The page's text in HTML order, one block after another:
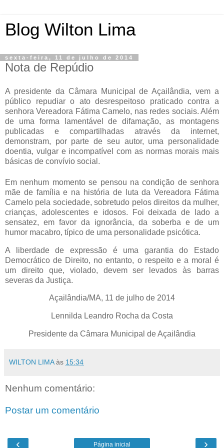
Blog Wilton Lima
sexta-feira, 11 de julho de 2014
Nota de Repúdio
A presidente da Câmara Municipal de Açailândia, vem a
público repudiar o ato desrespeitoso praticado contra a
senhora Vereadora Fátima Camelo, nas redes sociais. Além
de uma forma lamentável de difamação, as montagens
publicadas e compartilhadas através da internet,
demonstram, por parte de seu autor, uma personalidade
doentia, vulgar e incompatível com as normas morais mais
básicas de convívio social.
Em nenhum momento se pensou na condição de senhora
mãe de família e na história de luta da Vereadora Fátima
Camelo pela sociedade, sobretudo pelos direitos da mulher,
crianças, adolescentes e idosos. Foi deixada de lado a
sensatez, em favor da ignorância, da soberba e de um
humor macabro, típico de uma personalidade psicótica.
A liberdade de expressão é uma garantia do Estado
Democrático de Direito, no entanto, o respeito e a moral é
um direito que, violado, devem ser levados às barras
severas da Justiça.
Açailândia/MA, 11 de julho de 2014
Lennilda Leandro Rocha da Costa
Presidente da Câmara Municipal de Açailândia
WILTON LIMA às 15:34
Nenhum comentário:
Postar um comentário
‹ ›
Página inicial